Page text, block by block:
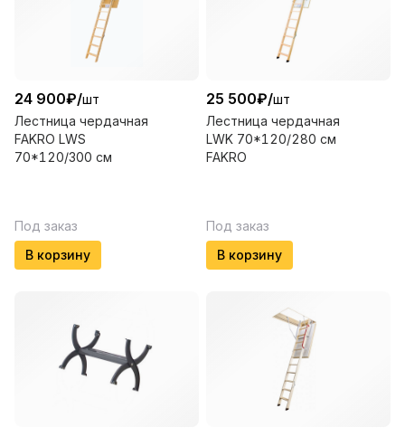
24 900₽/шт
Лестница чердачная
FAKRO LWS
70*120/300 см
Под заказ
В корзину
25 500₽/шт
Лестница чердачная
LWK 70*120/280 см
FAKRO
Под заказ
В корзину